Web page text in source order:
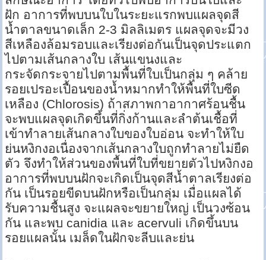
ฝัก อาการที่พบบนใบในระยะแรกพบแผลจุดสี
น้ำตาลขนาดเล็ก 2-3 มิลลิเมตร แผลจุดจะมีวง
สีเหลืองล้อมรอบและเรียงต่อกันเป็นจุดประแตก
ไปตามเส้นกลางใบ เส้นแขนงและ
กระจัดกระจายไปตามพื้นที่ใบเป็นกลุ่ม ๆ คล้าย
รอยเปรอะเปื้อนของน้ำหมากทำให้พื้นที่ใบซีด
เหลือง (Chlorosis) ถ้าสภาพกาอากาศร้อนชื้น
จะพบแผลจุดเกิดขึ้นที่กิ่งก้านและลำต้นเชื้อที่
เข้าทำลายเส้นกลางใบของใบอ่อน จะทำให้ใบ
ย่นหงิกงอเนื่องจากเส้นกลางใบถูกทำลายไม่ยืด
ตัว จึงทำให้ส่วนของพื้นที่ใบที่ขยายตัวไปหงิกงอ
อาการที่พบบนฝักจะเกิดเป็นจุดสีน้ำตาลเรียงต่อ
กัน เป็นรอยขีดบนฝักหรือเป็นกลุ่ม เมื่อแผลได้
รับความชื้นสูง จะแผลจะขยายใหญ่ เป็นวงซ้อน
กัน และพบ canidia และ acervuli เกิดขึ้นบน
รอยแผลนั้น เมล็ดในฝักจะลีบและย่น